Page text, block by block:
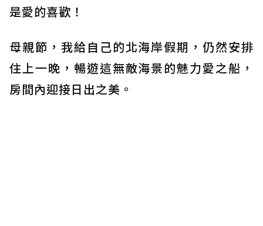
是愛的喜歡！
母親節，我給自己的北海岸假期，仍然安排
住上一晚，暢遊這無敵海景的魅力愛之船，
房間內迎接日出之美。